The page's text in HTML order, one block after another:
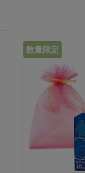
数量限定